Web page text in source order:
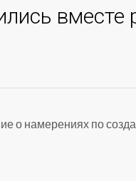
вместе
о намерениях по